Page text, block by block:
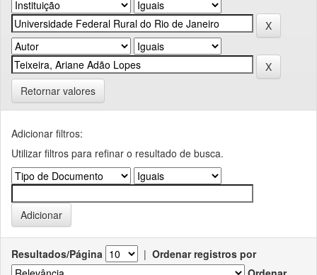
Retornar valores
Adicionar filtros:
Utilizar filtros para refinar o resultado de busca.
Resultados/Página | Ordenar registros por